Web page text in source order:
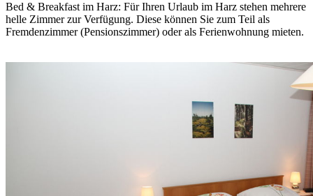
Bed & Breakfast im Harz: Für Ihren Urlaub im Harz stehen mehrere
helle Zimmer zur Verfügung. Diese können Sie zum Teil als
Fremdenzimmer (Pensionszimmer) oder als Ferienwohnung mieten.